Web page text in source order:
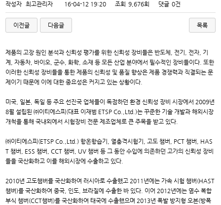
작성자 최고관리자 16-04-12 19:20 조회 9,676회 댓글 0건
이전글 다음글 목록
제품의 고장 원인 분석과 신뢰성 평가를 위한 신뢰성 장비들은 반도체, 전기, 전자, 기
계, 자동차, 바이오, 군수, 화학, 소재 등 모든 산업 분야에서 필수적인 장비들이다. 또한
이러한 신뢰성 장비들을 통한 제품의 신뢰성 및 품질 향상은 제품 경쟁력과 직결되는 문
제이기 때문에 이에 대한 중요성은 커지고 있는 상황이다.
미국, 일본, 독일 등 주요 선진국 업체들이 독점하던 환경 신뢰성 장비 시장에서 2009년
8월 설립된 ㈜이티에스피(대표 이재범 ETSP Co.,Ltd.)는 꾸준한 기술 개발과 해외시장
개척을 통해 국내외에서 시험장비 전문 제조업체로 큰 주목을 받고 있다.
㈜이티에스피(ETSP Co.,Ltd.) 항온항습기, 열충격시험기, 고도 챔버, PCT 챔버, HAS
T 챔버, ESS 챔버, CCT 챔버, UV 챔버 등 그 동안 수입에 의존하던 고가의 신뢰성 장비
들을 국산화하고 이를 해외시장에 수출하고 있다.
2010년 고도챔버를 국산화하여 러시아로 수출했고 2011년에는 가속 시험 챔버(HAST
챔버)를 국산화하여 중국, 인도, 브라질에 수출한 바 있다. 이어 2012년에는 염수 복합
부식 챔버(CCT챔버)를 국산화하여 태국에 수출했으며 2013년 폭발 방지형 오븐(방폭